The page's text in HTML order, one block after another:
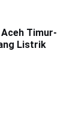
Timur-
Listrik